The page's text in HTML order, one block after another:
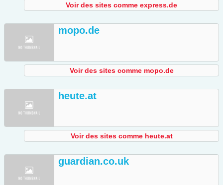
Voir des sites comme express.de
mopo.de
Voir des sites comme mopo.de
heute.at
Voir des sites comme heute.at
guardian.co.uk